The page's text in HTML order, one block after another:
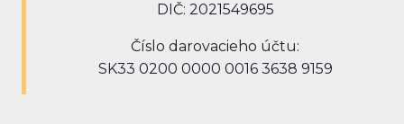
DIČ: 2021549695
Číslo darovacieho účtu:
SK33 0200 0000 0016 3638 9159